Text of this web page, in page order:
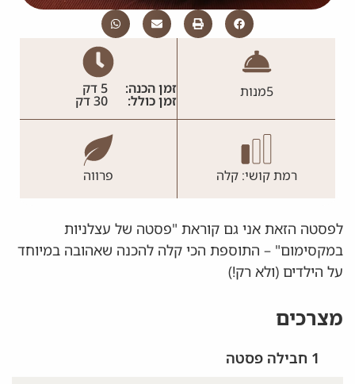
5מנות זמן הכנה: 5 דק
זמן כולל: 30 דק
רמת קושי: קלה פרווה
לפסטה הזאת אני גם קוראת "פסטה של עצלניות
במקסימום" – התוספת הכי קלה להכנה שאהובה במיוחד
על הילדים (ולא רק!)
מצרכים
1 חבילה פסטה